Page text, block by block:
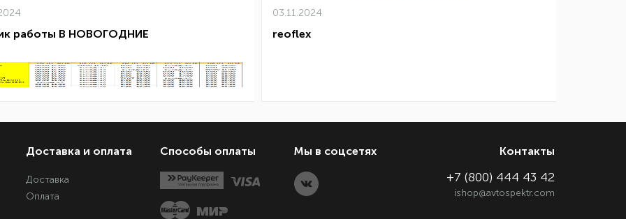
работы В НОВОГОДНИЕ
03.11.2024
reoflex
Доставка и оплата
Доставка
Оплата
Способы оплаты Мы в соцсетях Контакты
+7 (800) 444 43 42
ishop@avtospektr.com